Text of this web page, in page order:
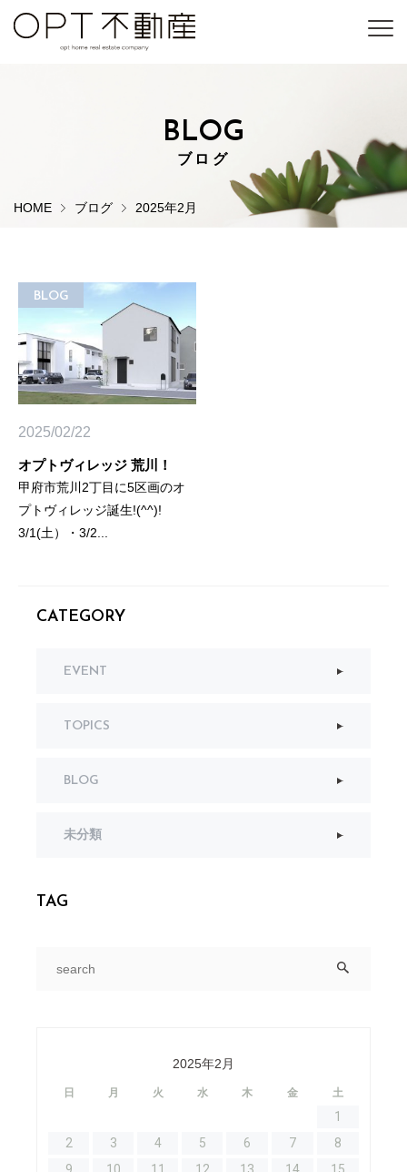
BLOG
ブログ
HOME ブログ 2025年2月
BLOG
2025/02/22
オプトヴィレッジ 荒川！
甲府市荒川2丁目に5区画のオ
プトヴィレッジ誕生!(^^)!
3/1(土）・3/2...
CATEGORY
EVENT
TOPICS
BLOG
未分類
TAG
2025年2月
日 月 火 水 木 金 土
1
2
3 4 5 6 7
8